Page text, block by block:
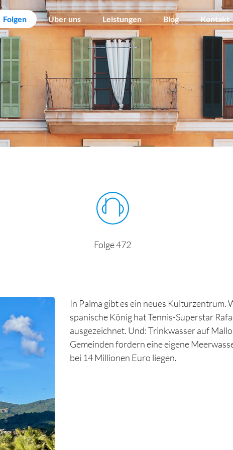
Folgen Über uns Leistungen Blog Kontakt
Folge 472
In Palma gibt es ein neues Kulturzentrum.
spanische König hat Tennis-Superstar
ausgezeichnet. Und: Trinkwasser auf
Gemeinden fordern eine eigene
bei 14 Millionen Euro liegen.